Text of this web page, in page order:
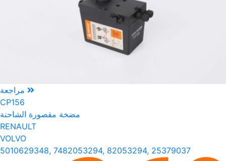
مراجعة
CP156
مضخة مقصورة الشاحنة
RENAULT
VOLVO
5010629348, 7482053294, 82053294, 25379037